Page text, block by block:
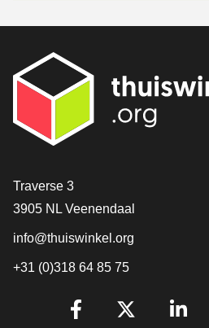
[_General:Contact]
Traverse 3
3905 NL Veenendaal
info@thuiswinkel.org
+31 (0)318 64 85 75
[_General:SocialMediaTitle]